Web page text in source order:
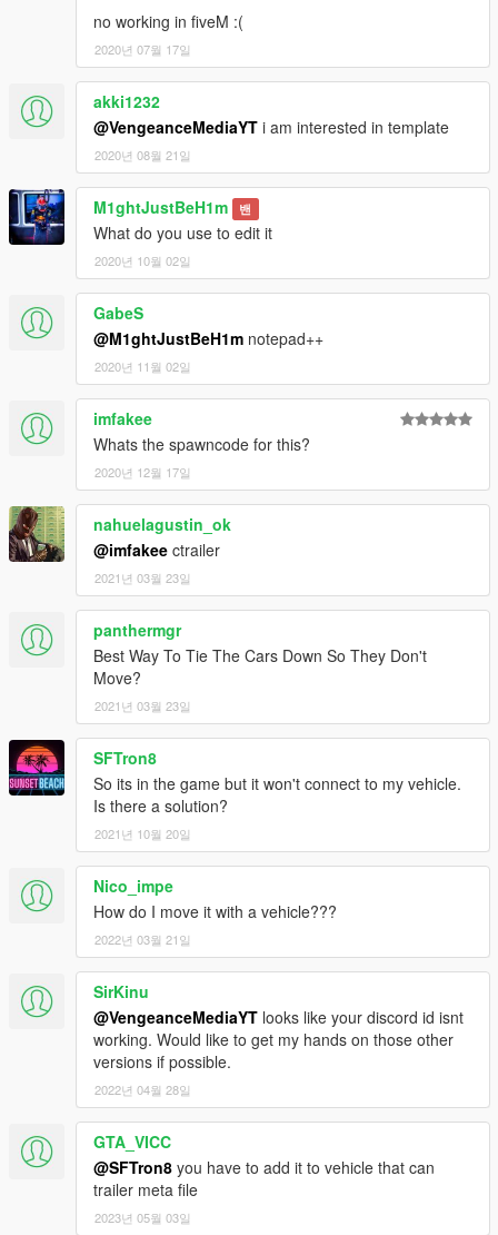
no working in fiveM :(
2020년 07월 17일
akki1232
@VengeanceMediaYT i am interested in template
2020년 08월 21일
M1ghtJustBeH1m 밴
What do you use to edit it
2020년 10월 02일
GabeS
@M1ghtJustBeH1m notepad++
2020년 11월 02일
imfakee
Whats the spawncode for this?
2020년 12월 17일
nahuelagustin_ok
@imfakee ctrailer
2021년 03월 23일
panthermgr
Best Way To Tie The Cars Down So They Don't
Move?
2021년 03월 23일
SFTron8
So its in the game but it won't connect to my vehicle.
Is there a solution?
2021년 10월 20일
Nico_impe
How do I move it with a vehicle???
2022년 03월 21일
SirKinu
@VengeanceMediaYT looks like your discord id isnt
working. Would like to get my hands on those other
versions if possible.
2022년 04월 28일
GTA_VICC
@SFTron8 you have to add it to vehicle that can
trailer meta file
2023년 05월 03일